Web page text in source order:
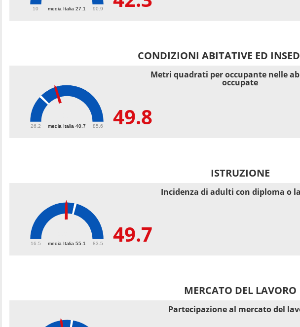
media Italia 27.1
10 90.9
CONDIZIONI ABITATIVE ED
media Italia 40.7
26.2 85.6 49.8
Metri quadrati per occupante nelle
occupate
ISTRUZIONE
media Italia 55.1
16.5 83.5 49.7
Incidenza di adulti con diploma o
MERCATO DEL LAVORO
Partecipazione al mercato del